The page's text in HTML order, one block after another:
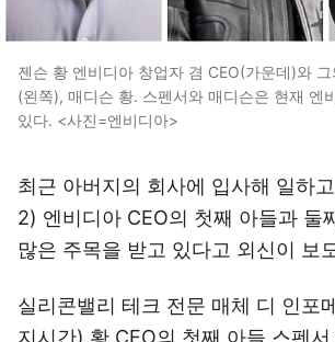
젠슨 황 엔비디아 창업자 겸 CEO(가운데)와
(왼쪽), 매디슨 황. 스펜서와 매디슨은 현재 엔
있다. <사진=엔비디아>
최근 아버지의 회사에 입사해 일하
2) 엔비디아 CEO의 첫째 아들과 둘
많은 주목을 받고 있다고 외신이 보
실리콘밸리 테크 전문 매체 디 인포
지시간) 황 CEO의 첫째 아들 스펜